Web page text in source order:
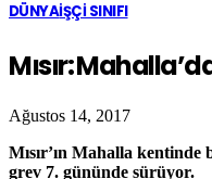
DÜNYAİŞÇİ SINIFI
Mısır:
Ağustos 14, 2017
Mısır’ın Mahalla kentinde
grev 7. gününde sürüyor.